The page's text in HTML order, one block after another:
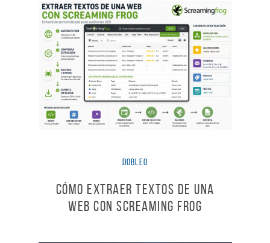
dobleO
Cómo extraer textos de una
web con Screaming Frog